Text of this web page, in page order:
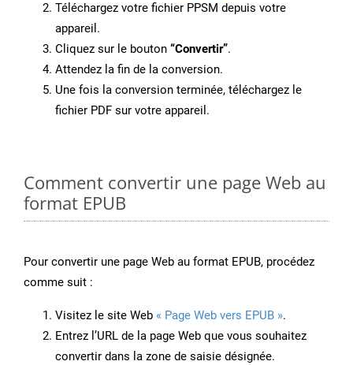
Téléchargez votre fichier PPSM depuis votre
appareil.
Cliquez sur le bouton “Convertir”.
Attendez la fin de la conversion.
Une fois la conversion terminée, téléchargez le
fichier PDF sur votre appareil.
Comment convertir une page Web au
format EPUB
Pour convertir une page Web au format EPUB, procédez
comme suit :
Visitez le site Web « Page Web vers EPUB ».
Entrez l’URL de la page Web que vous souhaitez
convertir dans la zone de saisie désignée.